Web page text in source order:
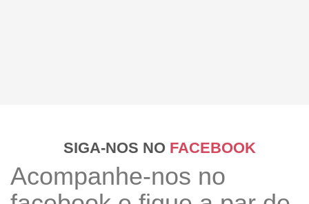
SIGA-NOS NO FACEBOOK
Acompanhe-nos no